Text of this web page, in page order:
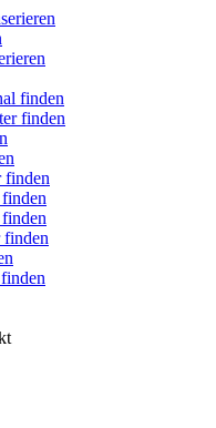
finden
finden
finden